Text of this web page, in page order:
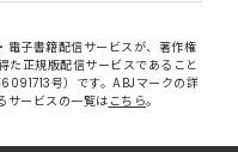
電子書籍配信サービスが、著作権
た正規版配信サービスであること
号）です。ABJマークの詳
サービスの一覧は こちら。